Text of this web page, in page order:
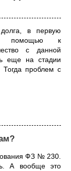
в первую
помощью к
с данной
еще на стадии
Тогда проблем с
ФЗ № 230.
А вообще это